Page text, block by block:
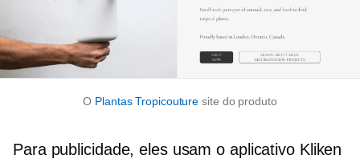
O Plantas Tropicouture site do produto
Para publicidade, eles usam o aplicativo Kliken